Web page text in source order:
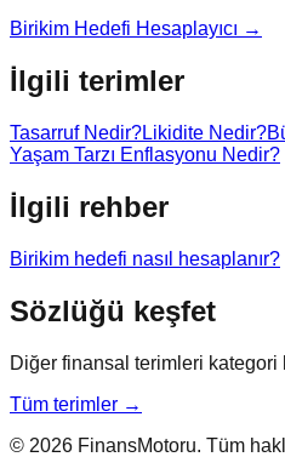
Birikim Hedefi Hesaplayıcı →
İlgili terimler
Tasarruf Nedir?Likidite Nedir?
Yaşam Tarzı Enflasyonu Nedir?
İlgili rehber
Birikim hedefi nasıl hesaplanır?
Sözlüğü keşfet
Diğer finansal terimleri kategori
Tüm terimler →
© 2026 FinansMotoru. Tüm